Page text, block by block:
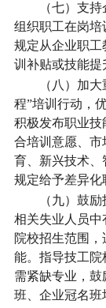
（七）支
组织职工在岗
规定从企业职
训补贴或技能提
（八）加
程”培训行动，
积极发布职业
合培训意愿、
育、新兴技术
规定给予差异化
（九）鼓
相关失业人员
院校招生范围
能。指导技工院
需紧缺专业，
班、企业冠名班